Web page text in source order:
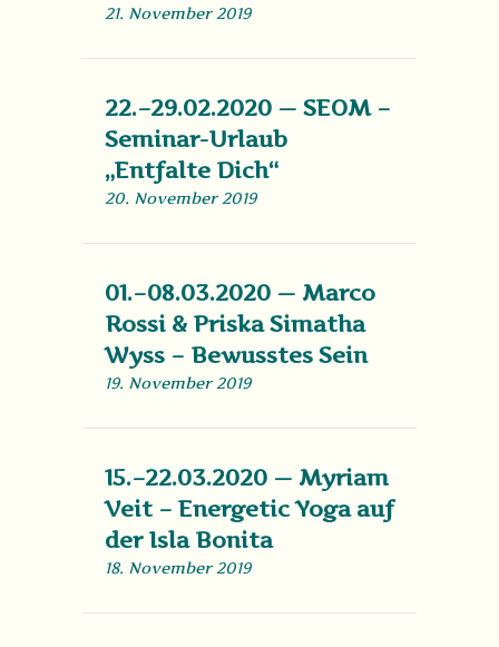
21. November 2019
22.–29.02.2020 — SEOM –
Seminar-Urlaub
„Entfalte Dich“
20. November 2019
01.–08.03.2020 — Marco
Rossi & Priska Simatha
Wyss – Bewusstes Sein
19. November 2019
15.–22.03.2020 — Myriam
Veit – Energetic Yoga auf
der Isla Bonita
18. November 2019